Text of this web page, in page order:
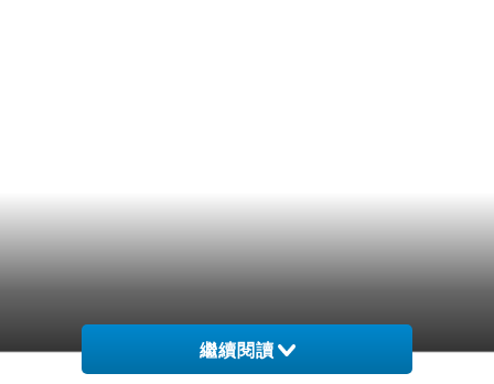
繼續閱讀